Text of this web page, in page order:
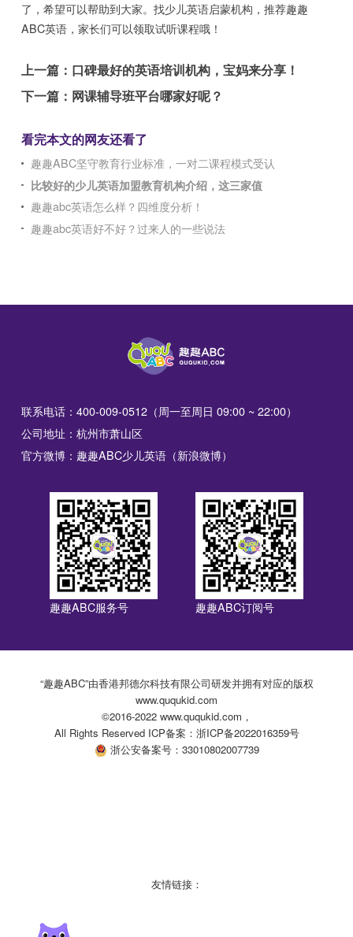
了，希望可以帮助到大家。找少儿英语启蒙机构，推荐趣趣
ABC英语，家长们可以领取试听课程哦！
上一篇： 口碑最好的英语培训机构，宝妈来分享！
下一篇： 网课辅导班平台哪家好呢？
看完本文的网友还看了
趣趣ABC坚守教育行业标准，一对二课程模式受认
比较好的少儿英语加盟教育机构介绍，这三家值
趣趣abc英语怎么样？四维度分析！
趣趣abc英语好不好？过来人的一些说法
联系电话：400-009-0512（周一至周日 09:00 ~ 22:00）
公司地址：杭州市萧山区
官方微博：趣趣ABC少儿英语（新浪微博）
趣趣ABC服务号 趣趣ABC订阅号
“趣趣ABC”由香港邦德尔科技有限公司研发并拥有对应的版权
www.ququkid.com
©2016-2022 www.ququkid.com，
All Rights Reserved ICP备案：浙ICP备2022016359号
浙公安备案号：33010802007739
友情链接：